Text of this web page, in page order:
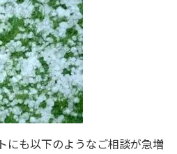
にも以下のようなご相談が急増